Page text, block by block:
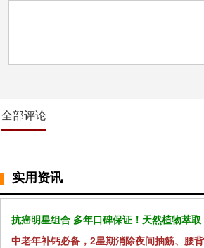
全部评论
实用资讯
抗癌明星组合 多年口碑保证！天然植物萃
中老年补钙必备，2星期消除夜间抽筋、腰